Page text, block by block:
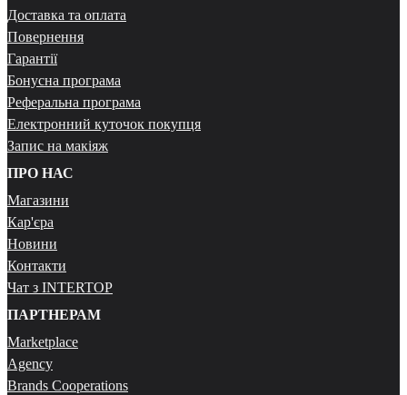
Доставка та оплата
Повернення
Гарантії
Бонусна програма
Реферальна програма
Електронний куточок покупця
Запис на макіяж
ПРО НАС
Магазини
Кар'єра
Новини
Контакти
Чат з INTERTOP
ПАРТНЕРАМ
Marketplace
Agency
Brands Cooperations